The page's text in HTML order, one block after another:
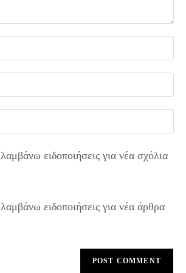
ειδοποιήσεις για νέα σχόλια
ειδοποιήσεις για νέα άρθρα